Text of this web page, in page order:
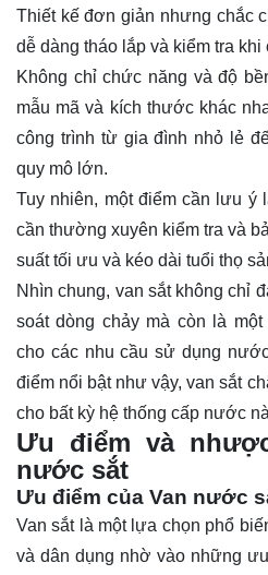
Thiết kế đơn giản nhưng chắc
dễ dàng tháo lắp và kiểm tra khi
Không chỉ chức năng và độ
mẫu mã và kích thước khác
công trình từ gia đình nhỏ lẻ
quy mô lớn.
Tuy nhiên, một điểm cần lưu ý
cần thường xuyên kiểm tra và
suất tối ưu và kéo dài tuổi thọ
Nhìn chung, van sắt không chỉ
soát dòng chảy mà còn là
cho các nhu cầu sử dụng
điểm nổi bật như vậy, van sắt
cho bất kỳ hệ thống cấp nước
Ưu điểm và
nước sắt
Ưu điểm của Van nước
Van sắt là một lựa chọn phổ
và dân dụng nhờ vào những